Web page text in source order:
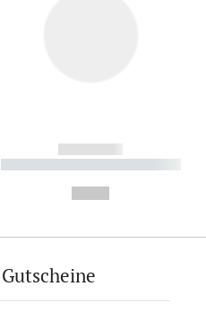
------------
----------- ----------- ----------
Gutscheine